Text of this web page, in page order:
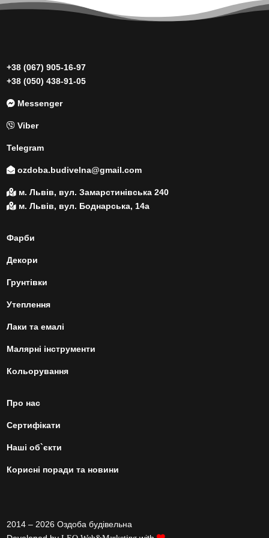
+38 (067) 905-16-97
+38 (050) 438-91-05
Messenger
Viber
Telegram
ozdoba.budivelna@gmail.com
м. Львів, вул. Замарстинівська 240
м. Львів, вул. Боднарська, 14а
Фарби
Декори
Грунтівки
Утеплення
Лаки та емалі
Малярні інструменти
Кольорування
Про нас
Сертифікати
Наші об`єкти
Корисні поради та новини
2014 – 2026 Оздоба будівельна